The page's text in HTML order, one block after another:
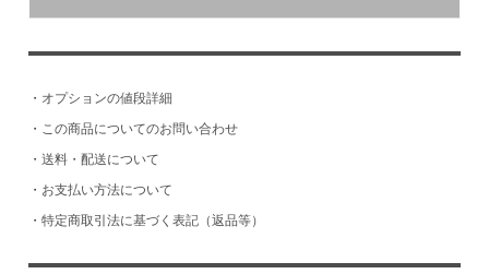
・ オプションの値段詳細
・ この商品についてのお問い合わせ
・ 送料・配送について
・ お支払い方法について
・ 特定商取引法に基づく表記（返品等）